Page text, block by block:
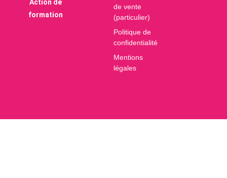
Action de
formation
de vente
(particulier)
Politique de
confidentialité
Mentions
légales